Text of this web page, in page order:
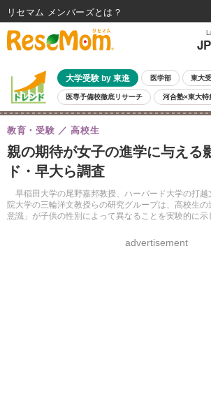
JP
大学受験 by 東進 医学部 東大
医専予備校徹底リサーチ 河合塾×東大特
親子で考える大学選び 高校受験 中学受験 小
共通テスト 夏休み
8月開催イベント・WS 全国公立高校 過去問 人気
自由研究教材（小学生向け）
親の期待が女子の進学に与える
ド・早大ら調査
早稲田大学の尾野嘉邦教授、ハーバード大学の打越
院大学の三輪洋文教授らの研究グループは、高校生
意識」が子供の性別によって異なることを実験的に示
教育・受験 高校生
advertisement
リセマム メンバーズ